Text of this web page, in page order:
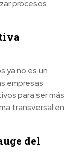
procesos
ya no es un
empresas
para ser más
transversal en
del